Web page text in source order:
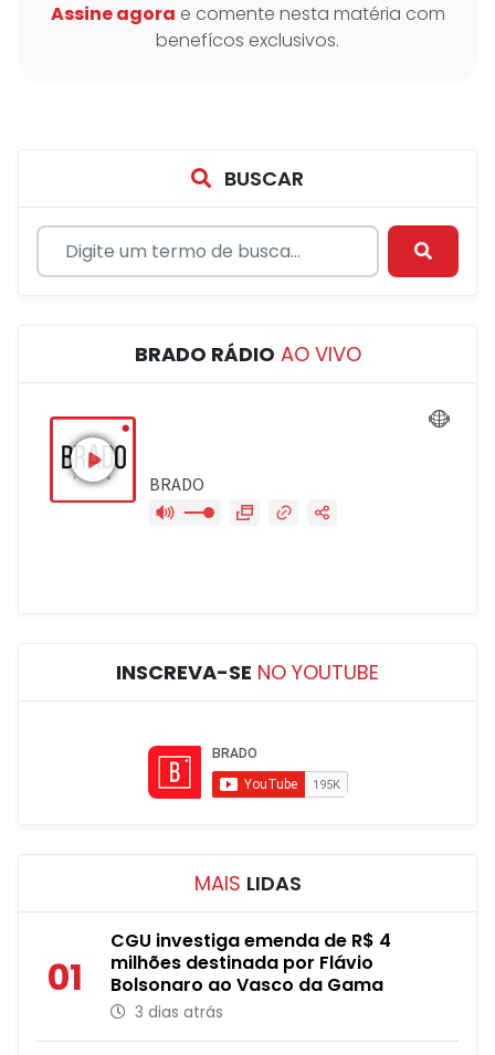
Assine agora e comente nesta matéria com
benefícos exclusivos.
BUSCAR
BRADO RÁDIO AO VIVO
INSCREVA-SE NO YOUTUBE
MAIS LIDAS
01
CGU investiga emenda de R$ 4
milhões destinada por Flávio
Bolsonaro ao Vasco da Gama
3 dias atrás